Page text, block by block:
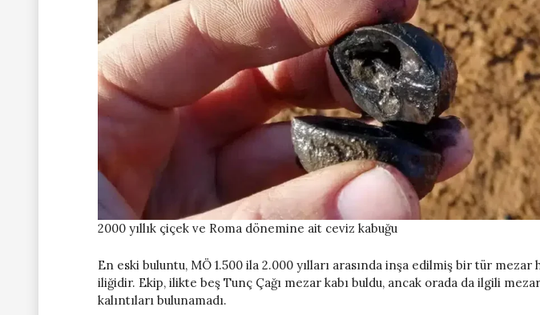
2000 yıllık çiçek ve Roma dönemine ait ceviz kabuğu
En eski buluntu, MÖ 1.500 ila 2.000 yılları arasında inşa edilmiş bir tür mezar
iliğidir. Ekip, ilikte beş Tunç Çağı mezar kabı buldu, ancak orada da ilgili
kalıntıları bulunamadı.